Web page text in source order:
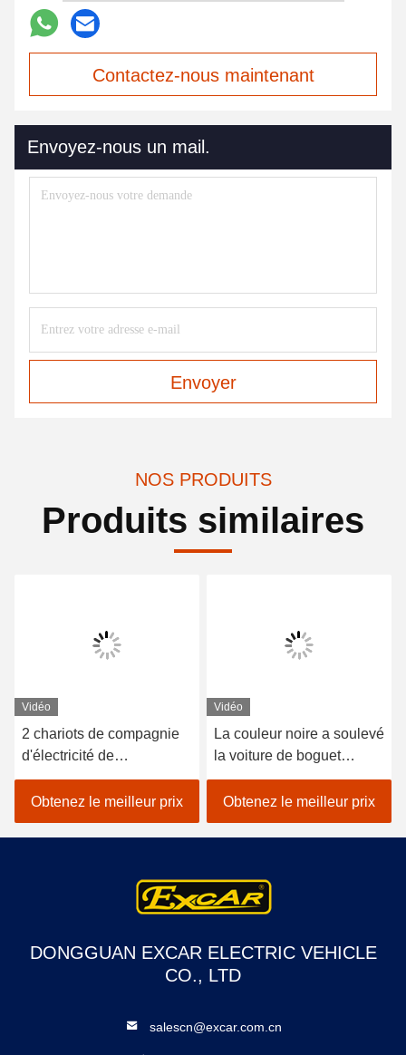
Contactez-nous maintenant
Envoyez-nous un mail.
Envoyer
NOS PRODUITS
Produits similaires
Vidéo
2 chariots de compagnie
d'électricité de
passager/chariot
électrique de nourriture
avec des batteries du
Trojan 48v
Obtenez le meilleur prix
Vidéo
La couleur noire a soulevé
la voiture de boguet
d'hôtel de passager du
chariot de golf de
nourriture de boisson 48V
2
Obtenez le meilleur prix
DONGGUAN EXCAR ELECTRIC VEHICLE
CO., LTD
salescn@excar.com.cn